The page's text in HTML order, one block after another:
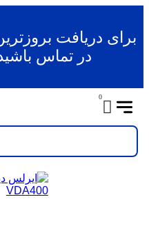
برای دریافت
در تماس
0